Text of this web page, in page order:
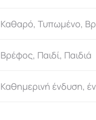
Καθαρό, Τυπωμένο,
Βρέφος, Παιδί, Παιδιά
Καθημερινή ένδυση,